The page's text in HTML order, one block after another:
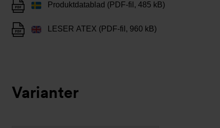
Produktdatablad (PDF-fil, 485 kB)
LESER ATEX (PDF-fil, 960 kB)
Varianter